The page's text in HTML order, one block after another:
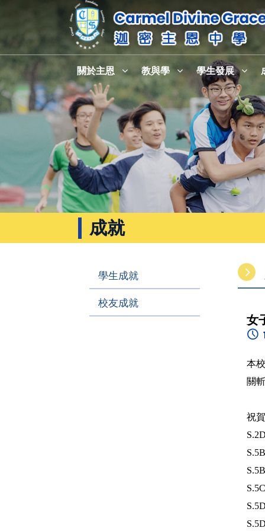
關於主恩 教與學 學生發展
成就
學生成就
校友成就
女
本
關
祝